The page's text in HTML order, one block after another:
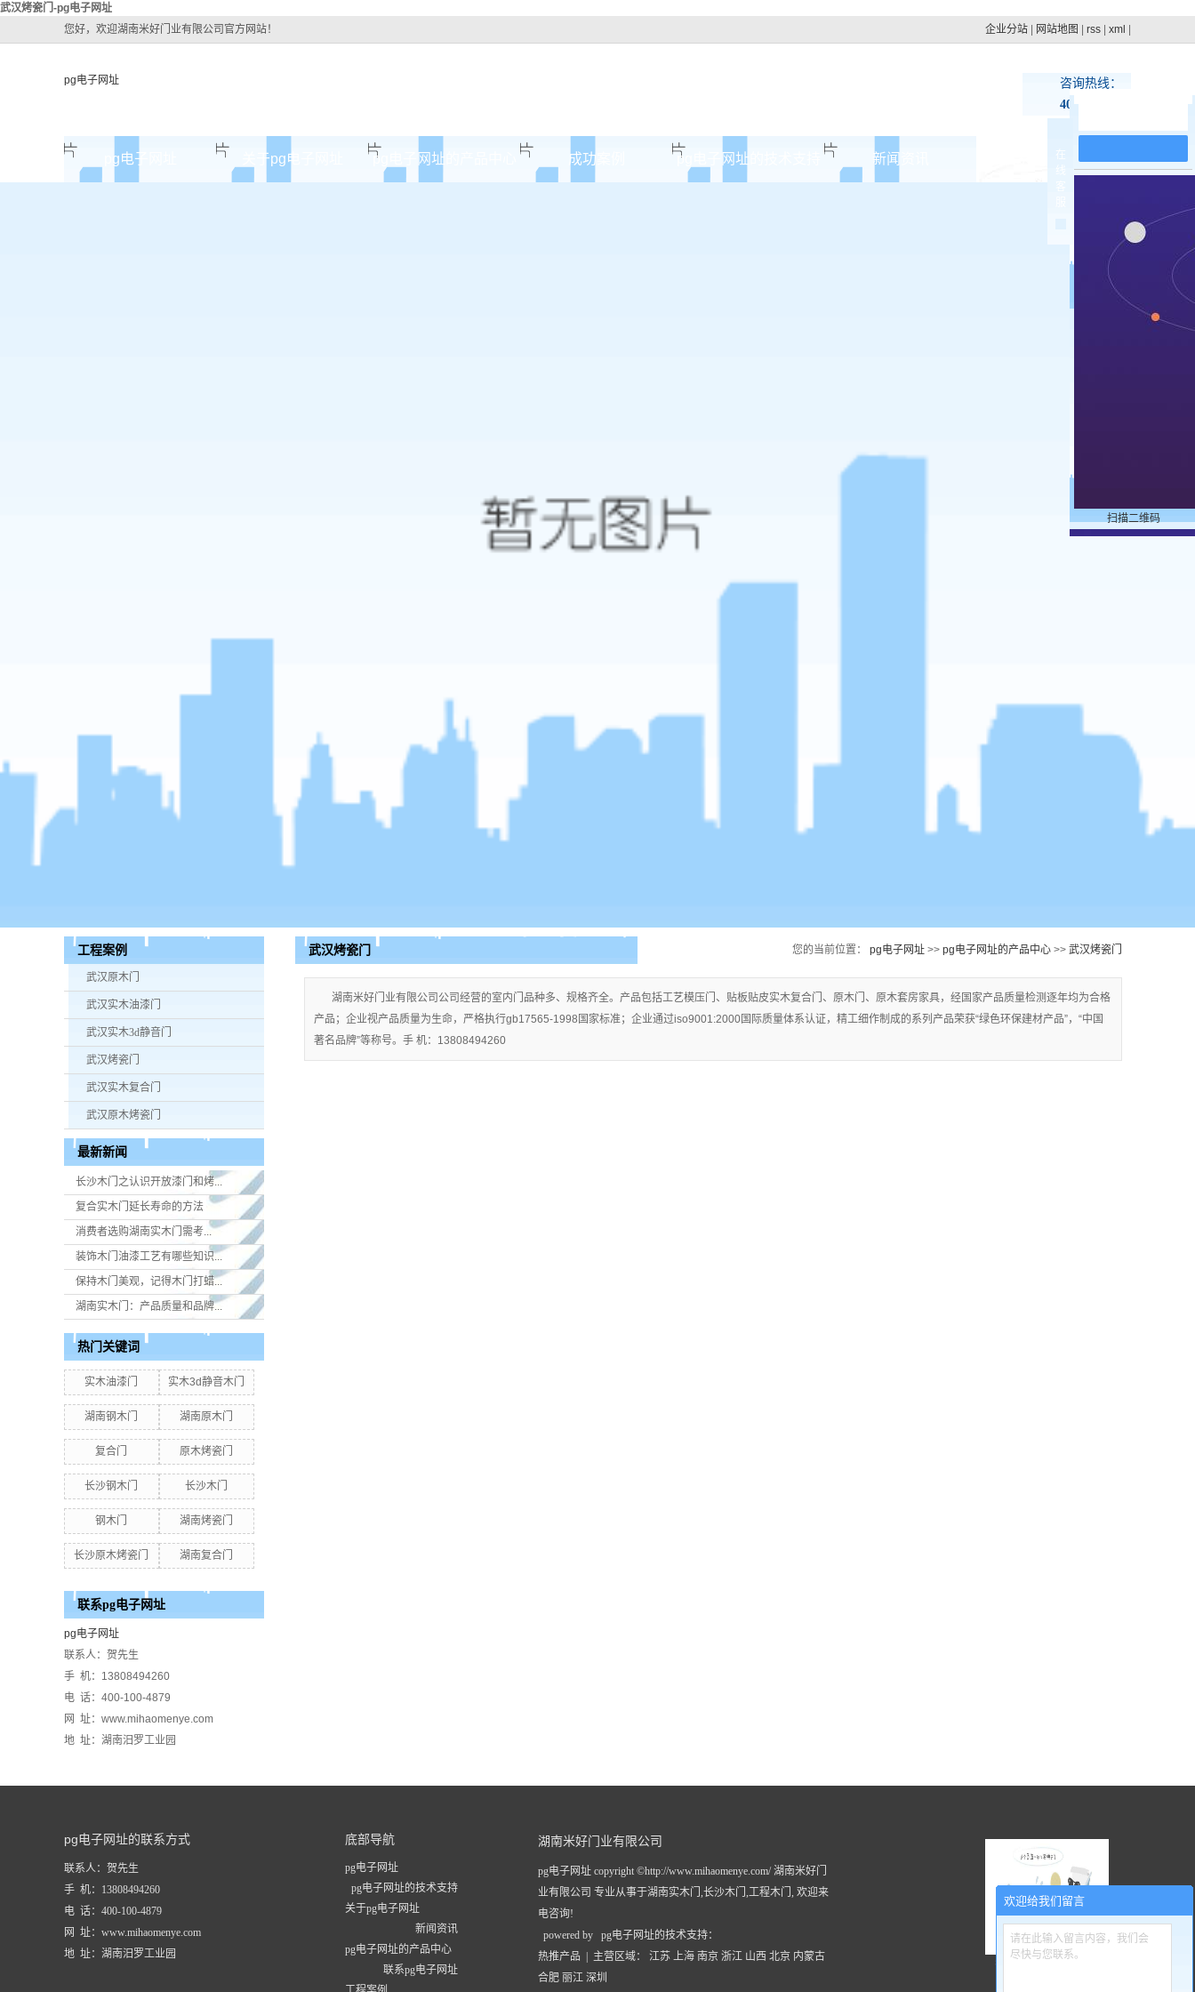
武汉烤瓷门-pg电子网址
您好，欢迎湖南米好门业有限公司官方网站！
企业分站 网站地图 rss xml
pg电子网址
咨询热线：
400-100-4879
pg电子网址 关于pg电子网址 pg电子网址的产品中心 成功案例 pg电子网址的技术支持 新闻资讯 联系pg电子网址
工程案例
武汉原木门
武汉实木油漆门
武汉实木3d静音门
武汉烤瓷门
武汉实木复合门
武汉原木烤瓷门
最新新闻
长沙木门之认识开放漆门和烤...
复合实木门延长寿命的方法
消费者选购湖南实木门​需考...
装饰木门油漆工艺有哪些知识...
保持木门美观，记得木门打蜡...
湖南实木门：产品质量和品牌...
热门关键词
实木油漆门 实木3d静音木门
湖南钢木门 湖南原木门
复合门 原木烤瓷门
长沙钢木门 长沙木门
钢木门 湖南烤瓷门
长沙原木烤瓷门 湖南复合门
联系pg电子网址
pg电子网址
联系人：贺先生
手 机：13808494260
电 话：400-100-4879
网 址：www.mihaomenye.com
地 址：湖南汨罗工业园
武汉烤瓷门 您的当前位置： pg电子网址 >> pg电子网址的产品中心 >> 武汉烤瓷门
湖南米好门业有限公司公司经营的室内门品种多、规格齐全。产品包括工艺模压门、贴板贴皮实木复合门、原木门、原木套房家具，经国家产品质量检测逐年均为合格
产品；企业视产品质量为生命，严格执行gb17565-1998国家标准；企业通过iso9001:2000国际质量体系认证，精工细作制成的系列产品荣获“绿色环保建材产品”，“中国
著名品牌”等称号。手 机：13808494260
pg电子网址的联系方式
联系人：贺先生
手 机：13808494260
电 话：400-100-4879
网 址：www.mihaomenye.com
地 址：湖南汨罗工业园
底部导航
pg电子网址
pg电子网址的技术支持
关于pg电子网址
新闻资讯
pg电子网址的产品中心
联系pg电子网址
湖南米好门业有限公司
pg电子网址 copyright ©http://www.mihaomenye.com/ 湖南米好门
业有限公司 专业从事于湖南实木门 ,长沙木门 ,工程木门 , 欢迎来
电咨询!
powered by pg电子网址的技术支持：
热推产品 | 主营区域： 江苏 上海 南京 浙江 山西 北京 内蒙古
合肥 丽江 深圳
在
扫描二维码
欢迎给我们留言
请在此输入留言内容，我们会
尽快与您联系。